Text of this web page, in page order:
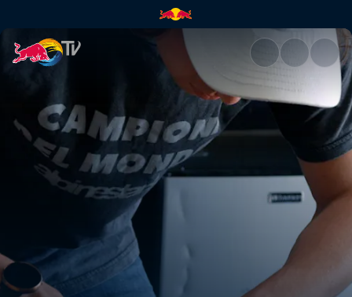
How to install an OEM-tight